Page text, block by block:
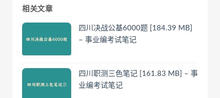
相关文章
四川决战公基6000题 [184.39 MB]
– 事业编考试笔记
四川职测三色笔记 [161.83 MB] – 事
业编考试笔记